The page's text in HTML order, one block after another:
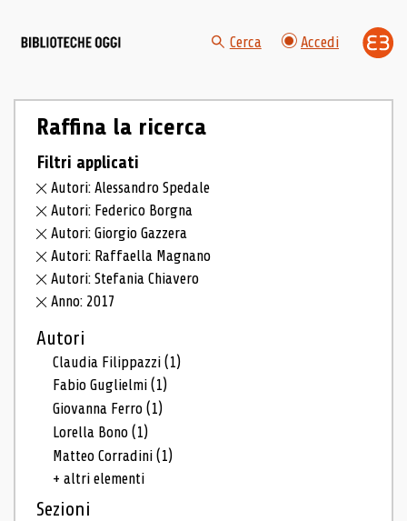
Cerca Accedi
Raffina la ricerca
Filtri applicati
Autori: Alessandro Spedale
Autori: Federico Borgna
Autori: Giorgio Gazzera
Autori: Raffaella Magnano
Autori: Stefania Chiavero
Anno: 2017
Autori
Claudia Filippazzi(1)
Fabio Guglielmi(1)
Giovanna Ferro(1)
Lorella Bono(1)
Matteo Corradini(1)
+ altri elementi
Sezioni